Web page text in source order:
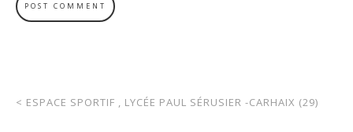
< ESPACE SPORTIF , LYCÉE PAUL SÉRUSIER -CARHAIX (29)